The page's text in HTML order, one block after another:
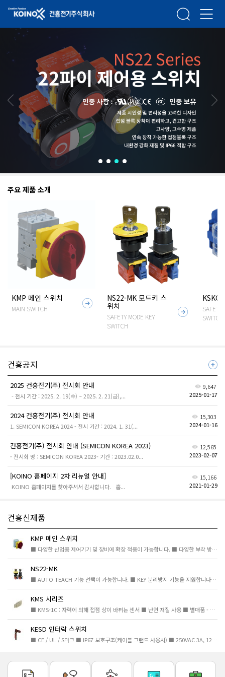
건흥전기주식회사 검색 메뉴열
주요 제품 소개
KMP 메인 스위치
MAIN SWITCH
자
NS22-MK 모드키 스
위치
SAFETY MODE KEY
SWITCH
자
KSKG
SAFETY
SWITCH
건흥공지 더
보
2025 건흥전기(주) 전시회 안내
- 전시 기간 : 2025. 2. 19(수) ~ 2025. 2. 21(금),...
9,647
2025-01-17
2024 건흥전기(주) 전시회 안내
1. SEMICON KOREA 2024 - 전시 기간 : 2024. 1. 31(...
15,303
2024-01-16
건흥전기(주) 전시회 안내 (SEMICON KOREA 2023)
- 전시회 명 : SEMICON KOREA 2023- 기간 : 2023.02.0...
12,565
2023-02-07
[KOINO 홈페이지 2차 리뉴얼 안내]
KOINO 홈페이지를 찾아주셔서 감사합니다. 홈...
15,166
2021-01-29
건흥신제품
KMP 메인 스위치
■ 다양한 산업용 제어기기 및 장비에 확장 적용이 가능합니다. ■ 다양한 부착 방식으로 다양한 환경에 유...
NS22-MK
■ AUTO TEACH 기능 선택이 가능합니다. ■ KEY 분리방지 기능을 지원합니다. ■ 강제개리 접점을 포함한 ...
KMS 시리즈
■ KMS-1C : 자력에 의해 접점 상이 바뀌는 센서 ■ 난연 재질 사용 ■ 별매품 - 브라켓, 터미널 커버 ■ U...
KESD 인터락 스위치
■ CE / UL / S마크 ■ IP67 보호구조(케이블 그랜드 사용시) ■ 250VAC 3A, 125VDC 0.55A ■ 접점 : 2B2A,...